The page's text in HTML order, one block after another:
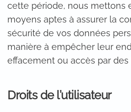
cette période, nous mettons
moyens aptes à assurer la
sécurité de vos données
manière à empêcher leur
effacement ou accès par
Droits de l’utilisateur